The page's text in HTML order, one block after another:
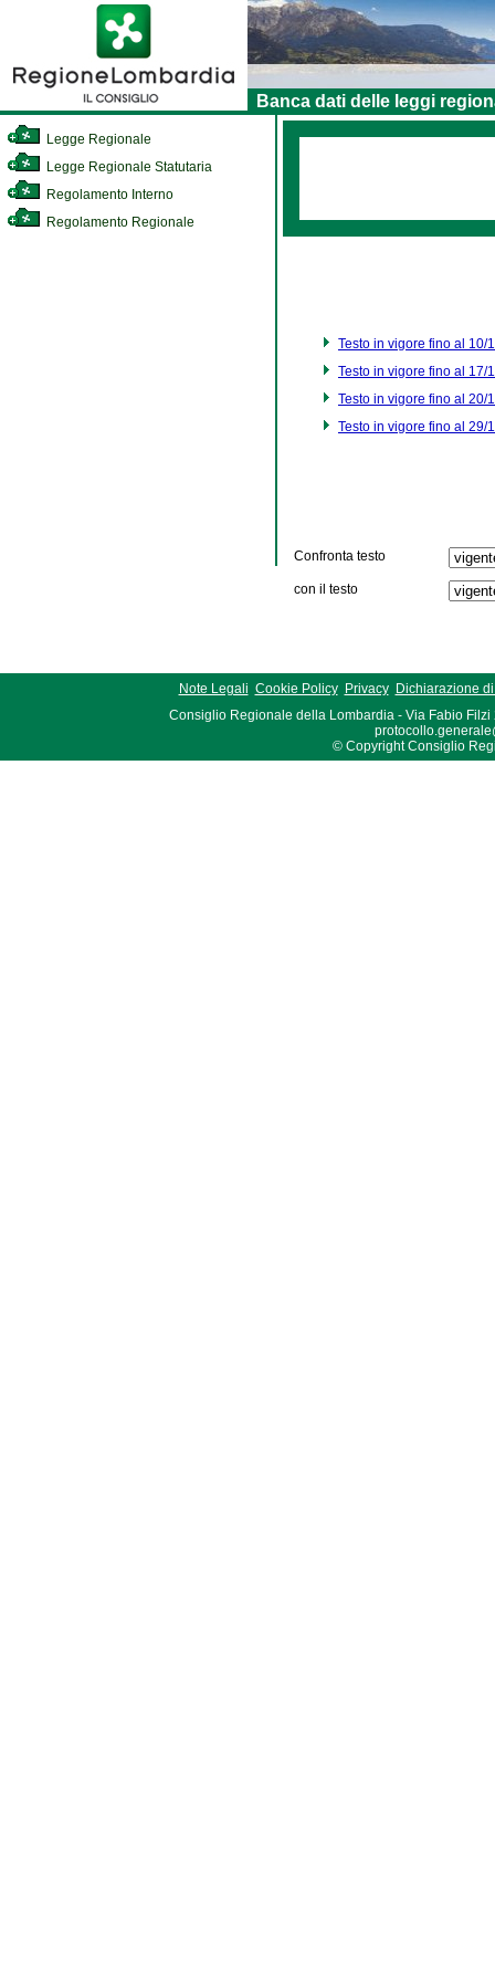
Banca dati delle leggi
Legge Regionale
Legge Regionale Statutaria
Regolamento Interno
Regolamento Regionale
Testo in vigore fino al 10/
Testo in vigore fino al 17/
Testo in vigore fino al 20/
Testo in vigore fino al 29/
Confronta testo
con il testo
Note Legali Cookie Policy Privacy
Dichiarazione
Consiglio Regionale della Lombardia - Via Fabio Filzi
© Copyright Consiglio